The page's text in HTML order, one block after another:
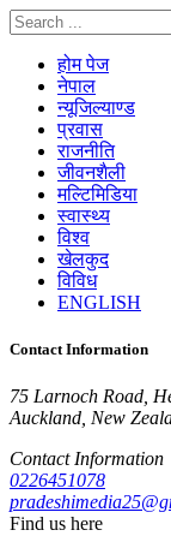
होम पेज
नेपाल
न्यूजिल्याण्ड
प्रवास
राजनीति
जीवनशैली
मल्टिमिडिया
स्वास्थ्य
विश्व
खेलकुद
विविध
ENGLISH
Contact Information
75 Larnoch Road,
Auckland, New
Contact Information
0226451078
Find us here